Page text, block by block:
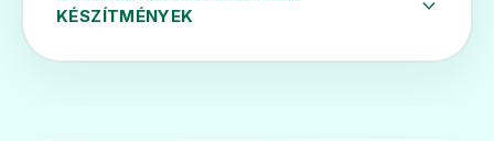
KÉSZÍTMÉNYEK